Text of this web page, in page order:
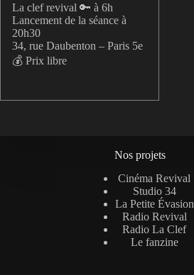
La clef revival 🔑 à 6h
Lancement de la séance à
20h30
34, rue Daubenton – Paris 5e
💰 Prix libre
Nos projets
Cinéma Revival
Studio 34
La Petite Évasion
Radio Revival
Radio La Clef
Le fanzine